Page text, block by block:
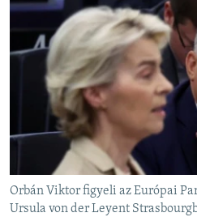
A PÉNZ NYOMÁBAN
EURÓPAI UNIÓ
VILÁG
KLÍMAVÁLTOZÁS
A MÚLT TANULSÁGAI
Orbán Viktor figyeli az Európai
Ursula von der Leyent